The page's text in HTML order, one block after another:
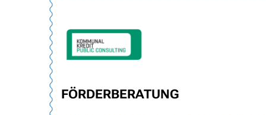
FÖRDERBERATUNG